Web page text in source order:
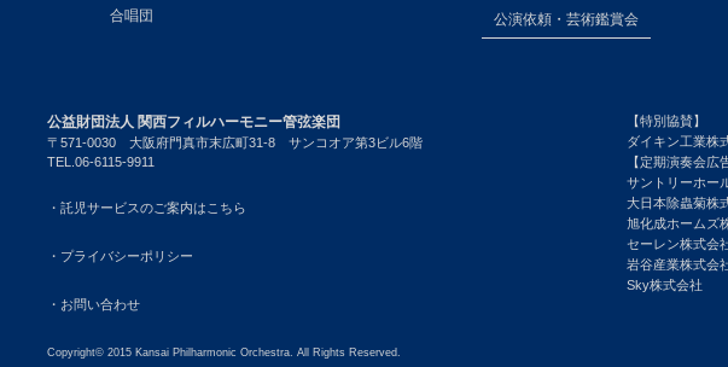
合唱団 公演依頼・芸術鑑賞会
公益財団法人 関西フィルハーモニー管弦楽団
〒571-0030 大阪府門真市末広町31-8 サンコオア第3ビル6階
TEL.06-6115-9911
・託児サービスのご案内はこちら
・プライバシーポリシー
・お問い合わせ
【特別協賛】
ダイキン工業株
【定期演奏会広
サントリーホー
大日本除蟲菊株
旭化成ホームズ
セーレン株式会
岩谷産業株式会
Sky株式会社
Copyright© 2015 Kansai Philharmonic Orchestra. All Rights Reserved.